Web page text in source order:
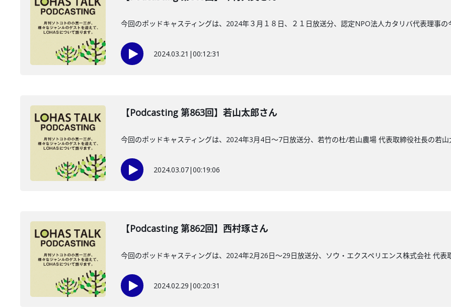
今回のポッドキャスティングは、2024年３月１８日、２１日放送分、認定NPO法人カタリバ代表理事の
2024.03.21 |00:12:31
【Podcasting 第863回】若山太郎さん
今回のポッドキャスティングは、2024年3月4日〜7日放送分、若竹の杜/若山農場 代表取締役社長の若山
2024.03.07|00:19:06
【Podcasting 第862回】西村琢さん
今回のポッドキャスティングは、2024年2月26日〜29日放送分、ソウ・エクスペリエンス株式会社 代表
2024.02.29 |00:20:31